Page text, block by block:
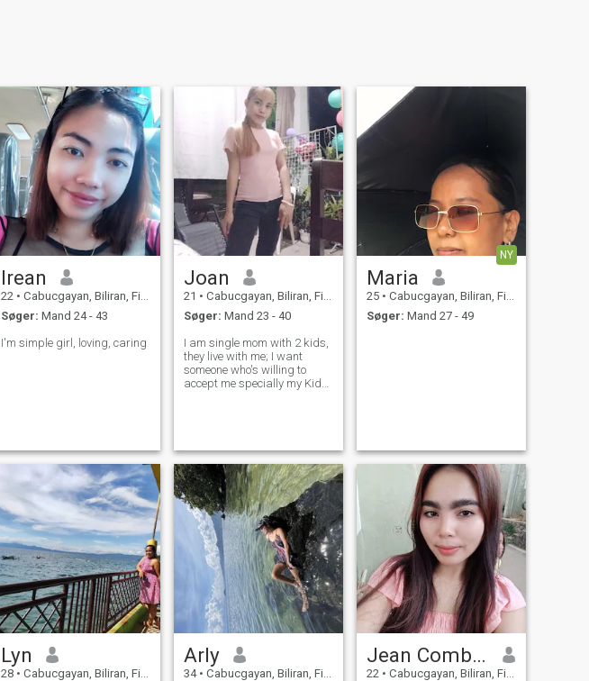
Irean
22 • Cabucgayan, Biliran, Filippinerne
Søger: Mand 24 - 43
I'm simple girl, loving, caring
Joan
21 • Cabucgayan, Biliran, Filippinerne
Søger: Mand 23 - 40
I am single mom with 2 kids,
they live with me; I want
someone who's willing to
accept me specially my Kids
NY
Maria
25 • Cabucgayan, Biliran, Filippinerne
Søger: Mand 27 - 49
Lyn
28 • Cabucgayan, Biliran, Filippinerne
Arly
34 • Cabucgayan, Biliran, Filippinerne
Jean Combras
22 • Cabucgayan, Biliran, Filippinerne